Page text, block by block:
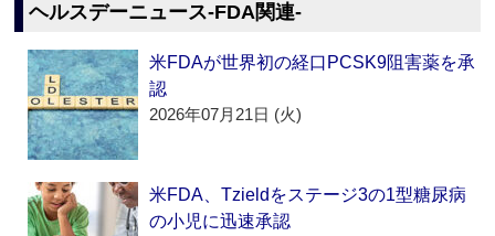
ヘルスデーニュース‐FDA関連‐
米FDAが世界初の経口PCSK9阻害薬を承
認
2026年07月21日 (火)
米FDA、Tzieldをステージ3の1型糖尿病
の小児に迅速承認